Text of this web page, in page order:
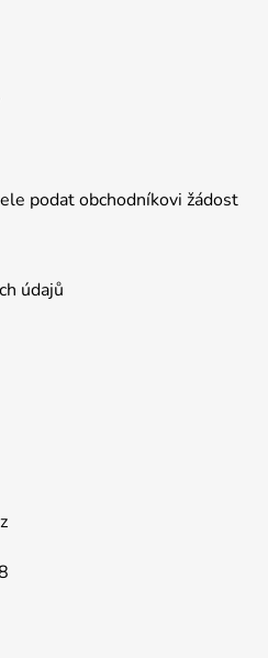
podat obchodníkovi žádost
údajů